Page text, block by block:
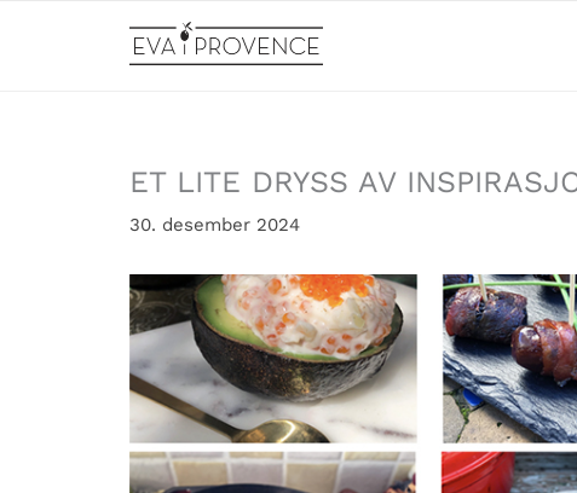
ET LITE DRYSS AV
30. desember 2024